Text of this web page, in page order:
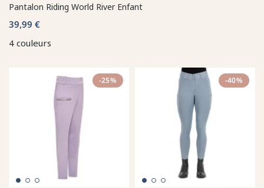
Pantalon Riding World River Enfant
39,99 €
4 couleurs
-25% -40%